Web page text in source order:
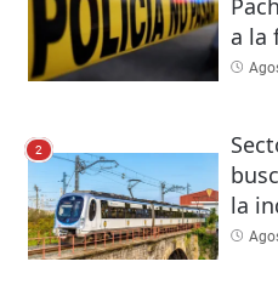
a la
2
la